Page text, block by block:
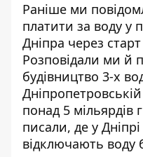
Раніше ми
платити за воду у
Дніпра через
Розповідали ми й
будівництво 3-х
Дніпропетровській
понад 5 мільярдів
писали, де у Дніпрі
відключають